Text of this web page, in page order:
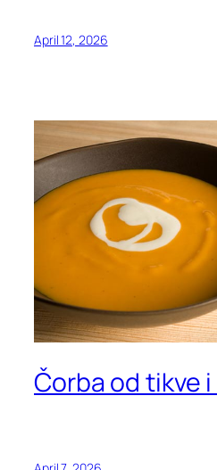
April 12, 2026
Čorba od tikve